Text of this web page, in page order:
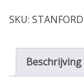
SKU:
Beschrijving